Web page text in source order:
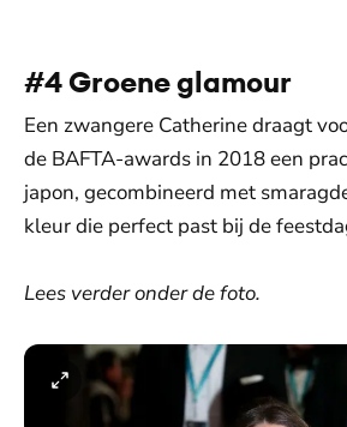
#4 Groene glamour
Een zwangere Catherine draagt
de BAFTA-awards in 2018 een
japon, gecombineerd met
kleur die perfect past bij de
Lees verder onder de foto.